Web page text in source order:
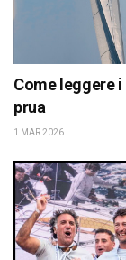
Come leggere
prua
1 MAR 2026